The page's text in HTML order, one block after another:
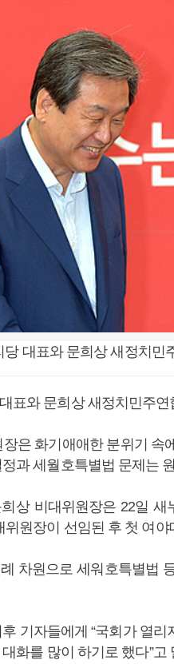
대표와 문희상 새정치민
표와 문희상 새정치민주
은 화기애애한 분위기
과 세월호특별법 문제는
상 비대위원장은 22일
위원장이 선임된 후 첫 여
차원으로 세워호특별법
기자들에게 “국회가 열
화를 많이 하기로 했다”